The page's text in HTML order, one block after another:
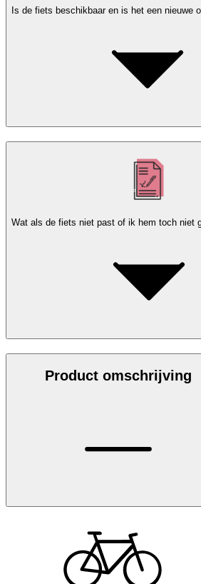
Is de fiets beschikbaar en is het een nieuwe
Wat als de fiets niet past of ik hem toch niet
Product omschrijving